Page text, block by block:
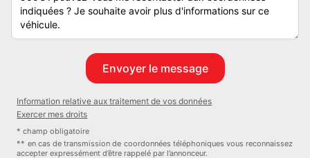
Extérieur :
- Boucliers AV et AR couleur caisse
- essuie-glace arrière
- jantes : aluminium
- phares halogènes
- jante alu
- Radar de recul
Intérieur :
Information relative aux traitement de vos données
Exercer mes droits
* champ obligatoire
** en cas de transmission de coordonnées téléphoniques vous reconnaissez
accepter expressément d’être rappelé par l’annonceur.